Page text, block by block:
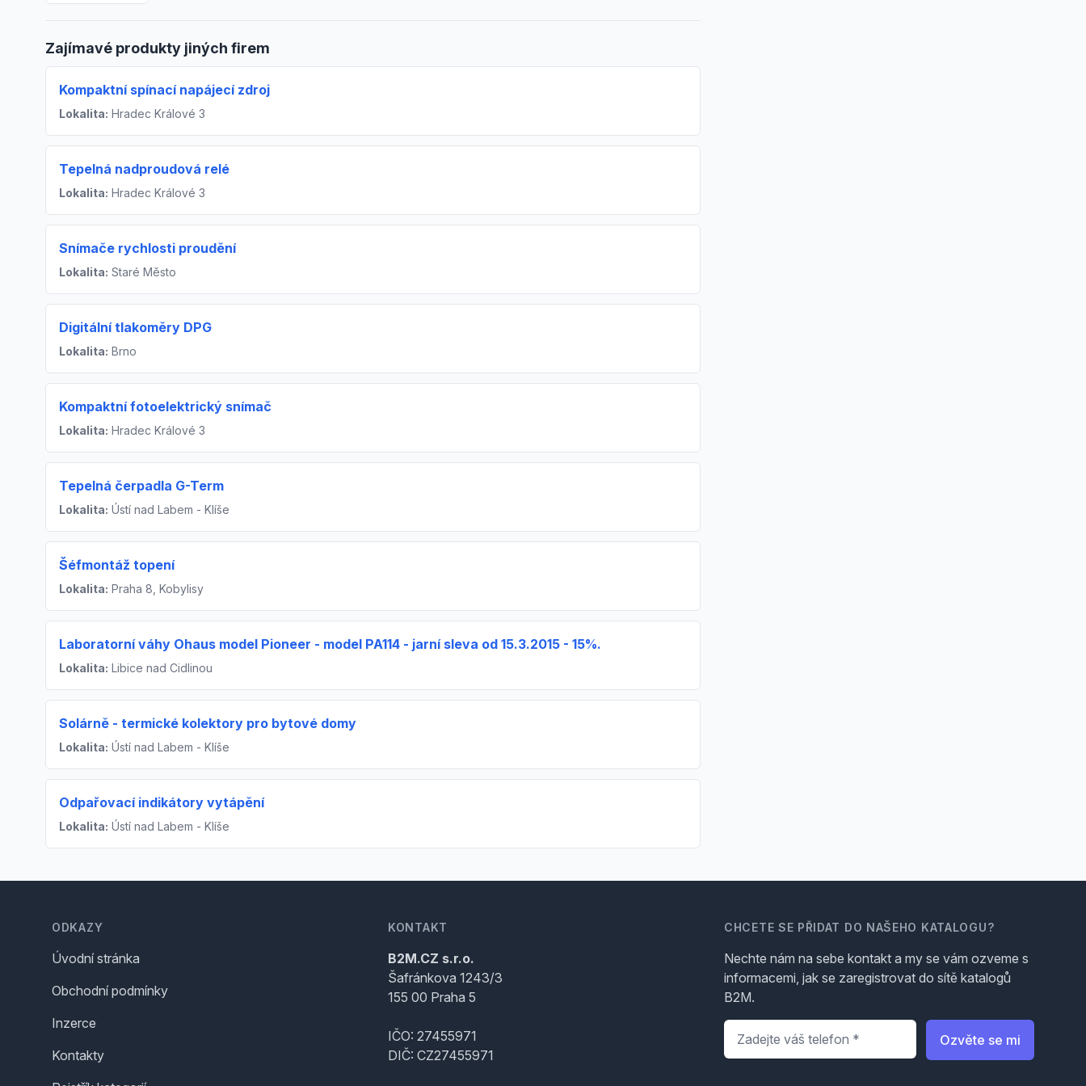
Zajímavé produkty jiných firem
Kompaktní spínací napájecí zdroj
Lokalita: Hradec Králové 3
Tepelná nadproudová relé
Lokalita: Hradec Králové 3
Snímače rychlosti proudění
Lokalita: Staré Město
Digitální tlakoměry DPG
Lokalita: Brno
Kompaktní fotoelektrický snímač
Lokalita: Hradec Králové 3
Tepelná čerpadla G-Term
Lokalita: Ústí nad Labem - Klíše
Šéfmontáž topení
Lokalita: Praha 8, Kobylisy
Laboratorní váhy Ohaus model Pioneer - model PA114 - jarní sleva od 15.3.2015 - 15%.
Lokalita: Libice nad Cidlinou
Solárně - termické kolektory pro bytové domy
Lokalita: Ústí nad Labem - Klíše
Odpařovací indikátory vytápění
Lokalita: Ústí nad Labem - Klíše
ODKAZY
Úvodní stránka
Obchodní podmínky
Inzerce
Kontakty
KONTAKT
B2M.CZ s.r.o.
Šafránkova 1243/3
155 00 Praha 5
IČO: 27455971
DIČ: CZ27455971
CHCETE SE PŘIDAT DO NAŠEHO KATALOGU?
Nechte nám na sebe kontakt a my se vám ozveme s
informacemi, jak se zaregistrovat do sítě katalogů
B2M.
Telefon
Ozvěte se mi